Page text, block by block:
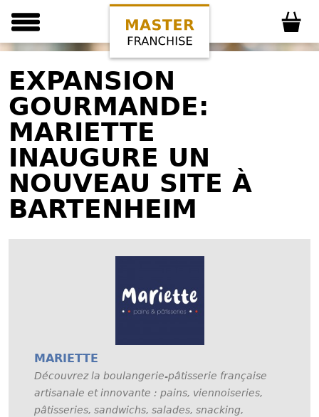
EXPANSION
GOURMANDE:
MARIETTE
INAUGURE UN
NOUVEAU SITE À
BARTENHEIM
MARIETTE
Découvrez la boulangerie-pâtisserie française
artisanale et innovante : pains, viennoiseries,
pâtisseries, sandwichs, salades, snacking,